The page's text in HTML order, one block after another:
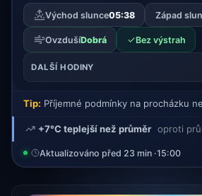
Východ slunce05:38 Západ
OvzdušíDobrá ✓Bez výstrah
DALŠÍ HODINY
Tip: Příjemné podmínky na procházku
+7°C teplejší než průměr oproti
Aktualizováno před 23 min ·15:00